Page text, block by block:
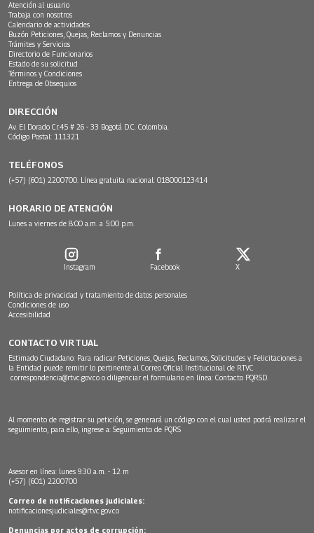
Atención al usuario
Trabaja con nosotros
Calendario de actividades
Buzón Peticiones, Quejas, Reclamos y Denuncias
Trámites y Servicios
Directorio de Funcionarios
Estado de su solicitud
Términos y Condiciones
Entrega de Obsequios
DIRECCIÓN
Av. El Dorado Cr.45 # 26 - 33 Bogotá D.C. Colombia.
Código Postal: 111321
TELÉFONOS
(+57) (601) 2200700. Línea gratuita nacional: 018000123414
HORARIO DE ATENCIÓN
Lunes a viernes de 8:00 a.m. a 5:00 p.m.
Instagram Facebook X
Política de privacidad y tratamiento de datos personales
Condiciones de uso
Accesibilidad
CONTACTO VIRTUAL
Estimado Ciudadano: Para radicar Peticiones, Quejas, Reclamos, Solicitudes y Felicitaciones a
la Entidad puede remitir lo pertinente al Correo Oficial Institucional de RTVC
correspondencia@rtvc.gov.co o diligenciar el formulario en línea: Contacto PQRSD.
Al momento de registrar su petición, se generará un código con el cual usted podrá realizar el
seguimiento, para ello, ingrese a: Seguimiento de PQRS
Asesor en línea: lunes 9:30 a.m. - 12 m
(+57) (601) 2200700
Correo de notificaciones judiciales:
notificacionesjudiciales@rtvc.gov.co
Denuncias por actos de corrupción: